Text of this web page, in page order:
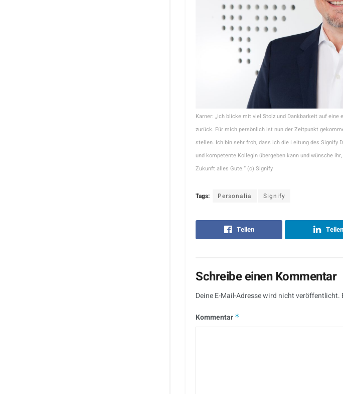
Karner: „Ich blicke mit viel Stolz und Dankbarkeit auf
zurück. Für mich persönlich ist nun der Zeitpunkt
stellen. Ich bin sehr froh, dass ich die Leitung des Signify
und kompetente Kollegin übergeben kann und wünsche
Zukunft alles Gute.“ (c) Signify
Tags: Personalia Signify
Teilen Teilen
Schreibe einen Kommentar
Deine E-Mail-Adresse wird nicht veröffentlicht.
Kommentar *